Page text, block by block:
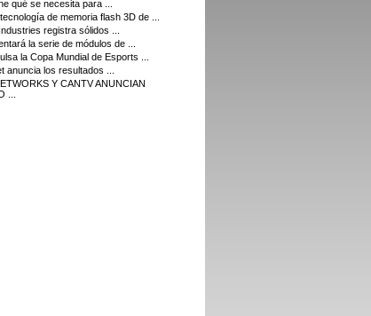
qué se necesita para ...
de memoria flash 3D de ...
registra sólidos ...
la serie de módulos de ...
la Copa Mundial de Esports ...
anuncia los resultados ...
Y CANTV ANUNCIAN
...